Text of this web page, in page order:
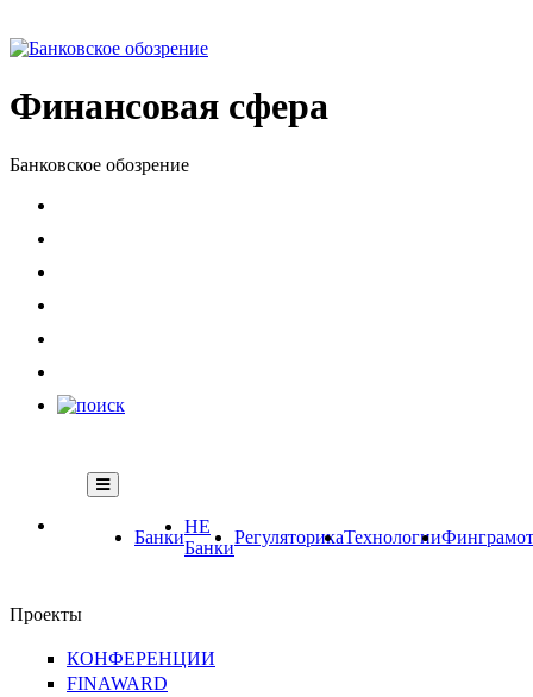
Финансовая сфера
Банковское обозрение
Банки
НЕ
Банки
РегуляторикаТехнологии
Проекты
КОНФЕРЕНЦИИ
FINAWARD